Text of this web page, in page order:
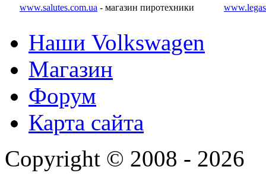
www.salutes.com.ua - магазин пиротехники
Наши Volkswagen
Магазин
Форум
Карта сайта
Copyright © 2008 - 2026